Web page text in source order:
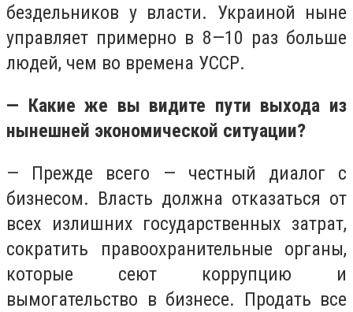
бездельников у власти. Украиной ныне
управляет примерно в 8—10 раз больше
людей, чем во времена УССР.
— Какие же вы видите пути выхода из
нынешней экономической ситуации?
— Прежде всего — честный диалог с
бизнесом. Власть должна отказаться от
всех излишних государственных затрат,
сократить правоохранительные органы,
которые сеют коррупцию и
вымогательство в бизнесе. Продать все